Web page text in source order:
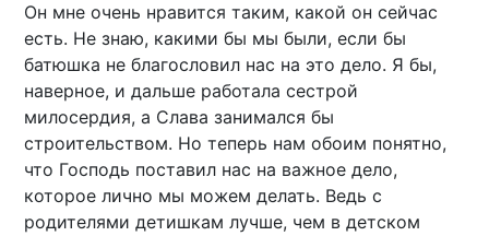
Он мне очень нравится таким, какой он сейчас
есть. Не знаю, какими бы мы были, если бы
батюшка не благословил нас на это дело. Я бы,
наверное, и дальше работала сестрой
милосердия, а Слава занимался бы
строительством. Но теперь нам обоим понятно,
что Господь поставил нас на важное дело,
которое лично мы можем делать. Ведь с
родителями детишкам лучше, чем в детском